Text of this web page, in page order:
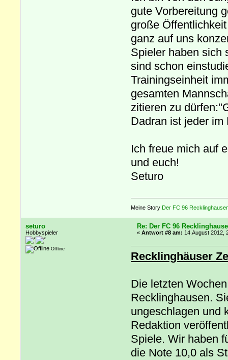
gute Vorbereitung
große
ganz auf uns
Spieler haben sich
sind schon
Trainingseinheit
gesamten
zitieren zu
Dadran ist jeder
Ich freue mich auf
und euch!
Seturo
Meine Story Der FC 96
seturo
Hobbyspieler
Offline
Re: Der FC 96
«Antwort #8 am: 14.August 2012,
Recklinghäuser
Die letzten
Recklinghausen.
ungeschlagen und
Redaktion
Spiele. Wir haben
die Note 10,0 als